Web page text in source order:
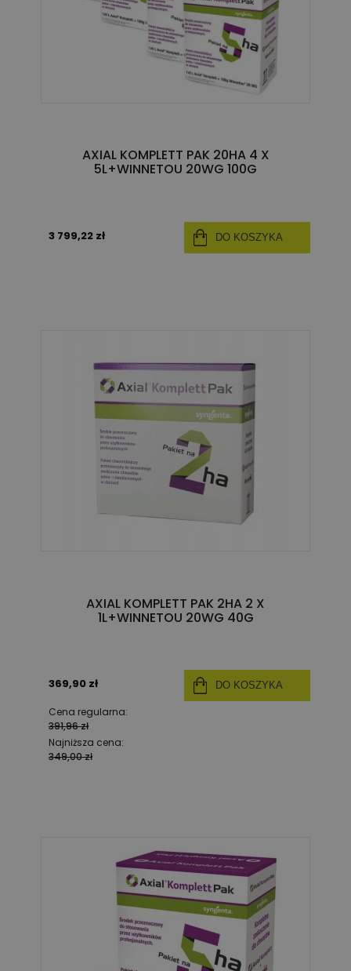
AXIAL KOMPLETT PAK 20HA 4 X
5L+WINNETOU 20WG 100G
3 799,22 zł DO KOSZYKA
AXIAL KOMPLETT PAK 2HA 2 X
1L+WINNETOU 20WG 40G
369,90 zł
Cena regularna:
391,96 zł
Najniższa cena:
349,00 zł
DO KOSZYKA